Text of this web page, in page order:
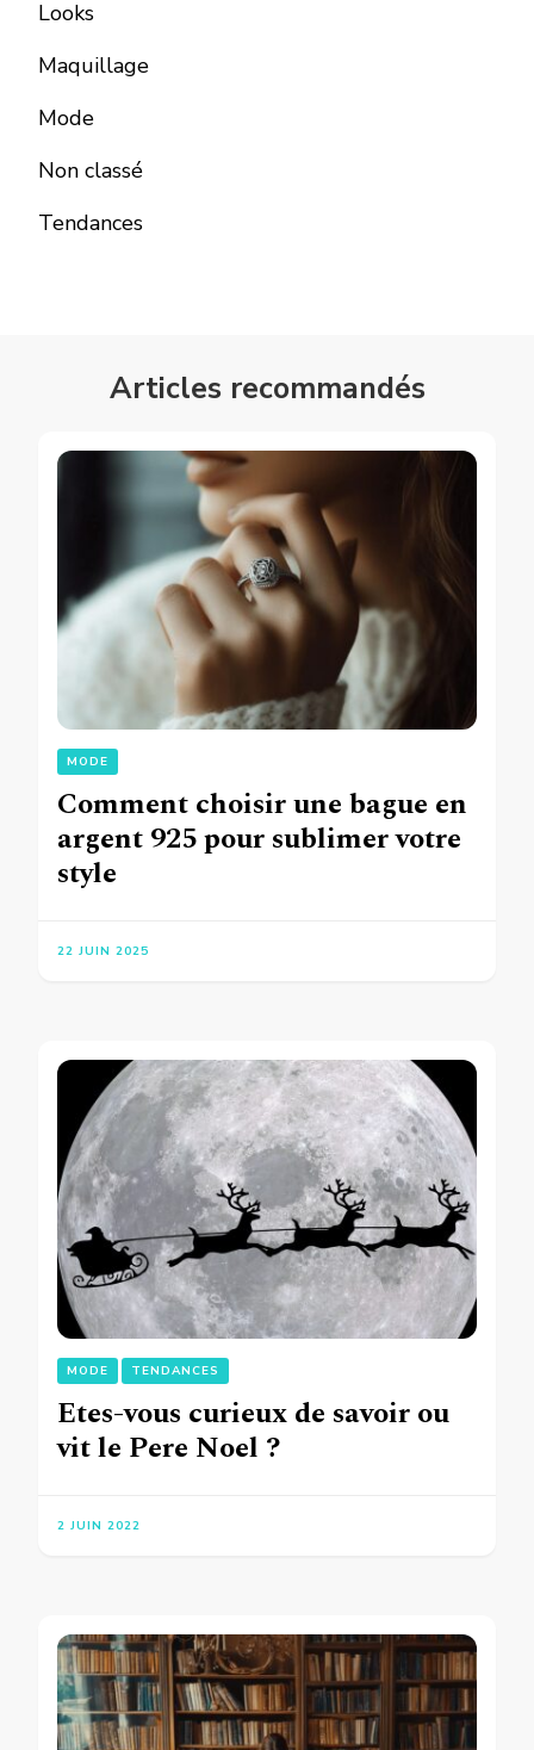
Looks
Maquillage
Mode
Non classé
Tendances
Articles recommandés
MODE
Comment choisir une bague en
argent 925 pour sublimer votre
style
22 JUIN 2025
MODE TENDANCES
Etes-vous curieux de savoir ou
vit le Pere Noel ?
2 JUIN 2022